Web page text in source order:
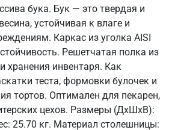
бука. Бук — это твердая и
устойчивая к влаге и
Каркас из уголка AISI
Решетчатая полка из
хранения инвентаря. Как
теста, формовки булочек и
тортов. Оптимален для пекарен,
цехов. Размеры (ДхШхВ):
25.70 кг. Материал столешницы: